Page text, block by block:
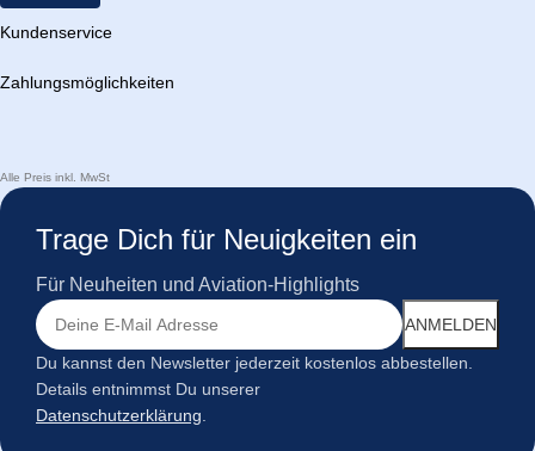
Kundenservice
Zahlungsmöglichkeiten
Alle Preis inkl. MwSt
Trage Dich für Neuigkeiten ein
Für Neuheiten und Aviation-Highlights
Du kannst den Newsletter jederzeit kostenlos abbestellen.
Details entnimmst Du unserer
Datenschutzerklärung